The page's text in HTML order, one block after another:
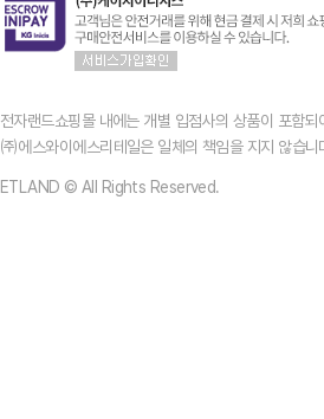
전자랜드쇼핑몰 내에는 개별 입점사의 상품이 포함
㈜에스와이에스리테일은 일체의 책임을 지지 않습니
ETLAND © All Rights Reserved.